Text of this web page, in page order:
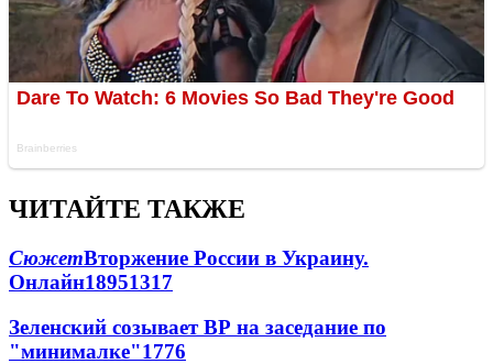
ЧИТАЙТЕ ТАКЖЕ
СюжетВторжение России в Украину.
Онлайн18951317
Зеленский созывает ВР на заседание по
"минималке"1776